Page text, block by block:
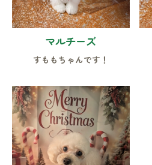
マルチーズ
すももちゃんです！